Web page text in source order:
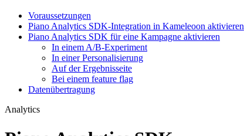
Voraussetzungen
Piano Analytics SDK-Integration in Kameleoon aktivieren
Piano Analytics SDK für eine Kampagne aktivieren
In einem A/B-Experiment
In einer Personalisierung
Auf der Ergebnisseite
Bei einem feature flag
Datenübertragung
Analytics